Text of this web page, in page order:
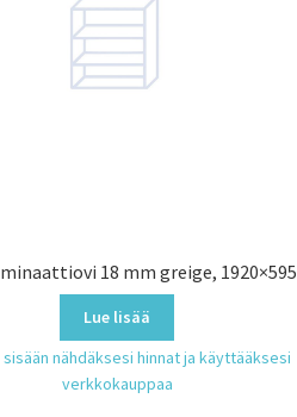
18 mm greige, 1920×595
Lue lisää
sisään nähdäksesi hinnat ja käyttääksesi
verkkokauppaa